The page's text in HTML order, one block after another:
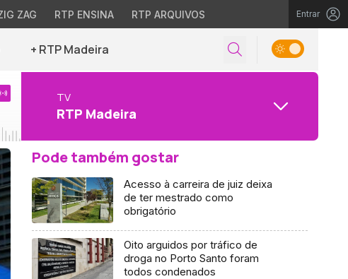
ZAG RTP ENSINA RTP ARQUIVOS Entrar
+ RTP Madeira
TV
RTP Madeira
Pode também gostar
Acesso à carreira de juiz deixa
de ter mestrado como
obrigatório
Oito arguidos por tráfico de
droga no Porto Santo foram
todos condenados